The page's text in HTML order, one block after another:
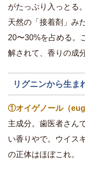
がたっぷり入っとる
天然の「接着剤」み
20〜30%を占める。
解されて、香りの成
リグニンから生ま
①オイゲノール（
主成分。歯医者さん
い香りやで。ウイス
の正体はほぼこれ。